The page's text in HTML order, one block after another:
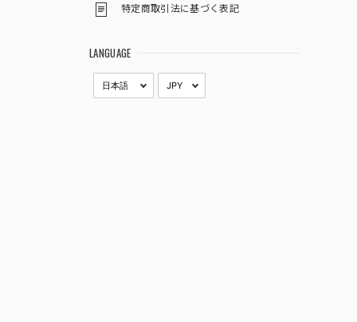
特定商取引法に基づく表記
LANGUAGE